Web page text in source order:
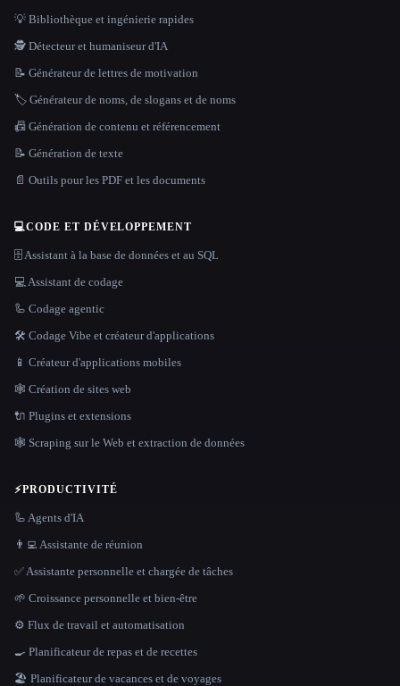
💡 Bibliothèque et ingénierie rapides
🕵️ Détecteur et humaniseur d'IA
📝 Générateur de lettres de motivation
🏷️ Générateur de noms, de slogans et de noms
📠 Génération de contenu et référencement
📝 Génération de texte
📄 Outils pour les PDF et les documents
💻CODE ET DÉVELOPPEMENT
🗄️ Assistant à la base de données et au SQL
💻 Assistant de codage
🦾 Codage agentic
🛠️ Codage Vibe et créateur d'applications
📱 Créateur d'applications mobiles
🕸 Création de sites web
🔌 Plugins et extensions
🕸️ Scraping sur le Web et extraction de données
⚡PRODUCTIVITÉ
🦾 Agents d'IA
👨‍💻 Assistante de réunion
✅ Assistante personnelle et chargée de tâches
🌱 Croissance personnelle et bien-être
⚙️ Flux de travail et automatisation
🍳 Planificateur de repas et de recettes
🏖 Planificateur de vacances et de voyages